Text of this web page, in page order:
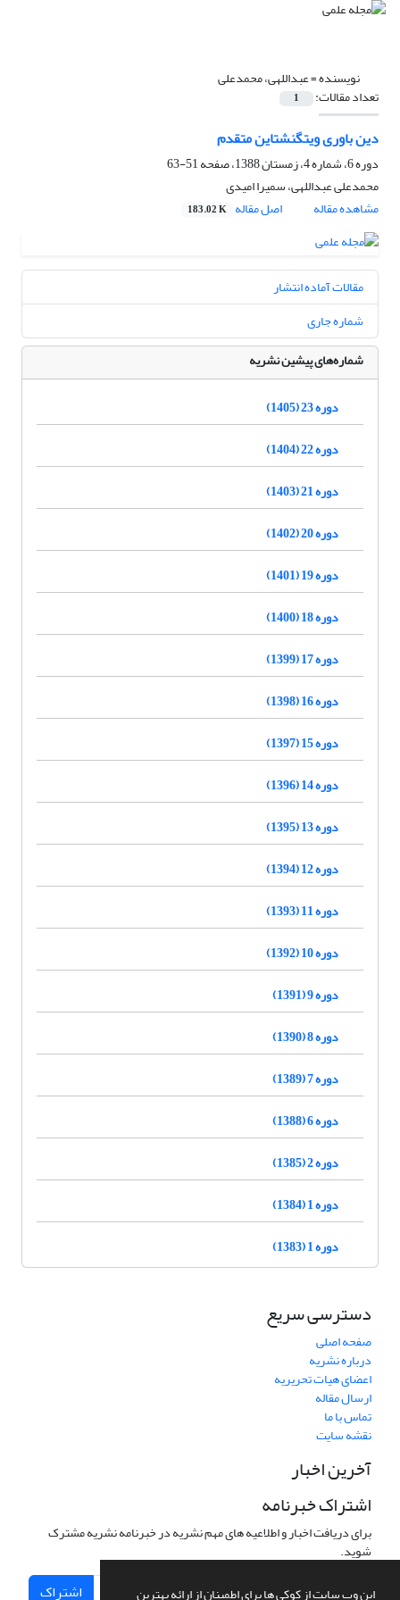
این وب سایت از کوکی ها برای اطمینان از ارائه بهترین
نویسنده =عبداللهی، محمدعلی
تعداد مقالات: 1
دین باوری ویتگنشتاین متقدم
دوره 6، شماره 4، زمستان 1388، صفحه
51-63
محمدعلی عبداللهی، سمیرا امیدی
مشاهده مقاله
اصل مقاله 183.02 K
مقالات آماده انتشار
شماره جاری
شماره‌های پیشین نشریه
دوره 23 (1405)
دوره 22 (1404)
دوره 21 (1403)
دوره 20 (1402)
دوره 19 (1401)
دوره 18 (1400)
دوره 17 (1399)
دوره 16 (1398)
دوره 15 (1397)
دوره 14 (1396)
دوره 13 (1395)
دوره 12 (1394)
دوره 11 (1393)
دوره 10 (1392)
دوره 9 (1391)
دوره 8 (1390)
دوره 7 (1389)
دوره 6 (1388)
دوره 2 (1385)
دوره 1 (1384)
دوره 1 (1383)
دسترسی سریع
صفحه اصلی
درباره نشریه
اعضای هیات تحریریه
ارسال مقاله
تماس با ما
نقشه سایت
آخرین اخبار
اشتراک خبرنامه
برای دریافت اخبار و اطلاعیه های مهم نشریه در خبرنامه نشریه مشترک
شوید.
اشتراک